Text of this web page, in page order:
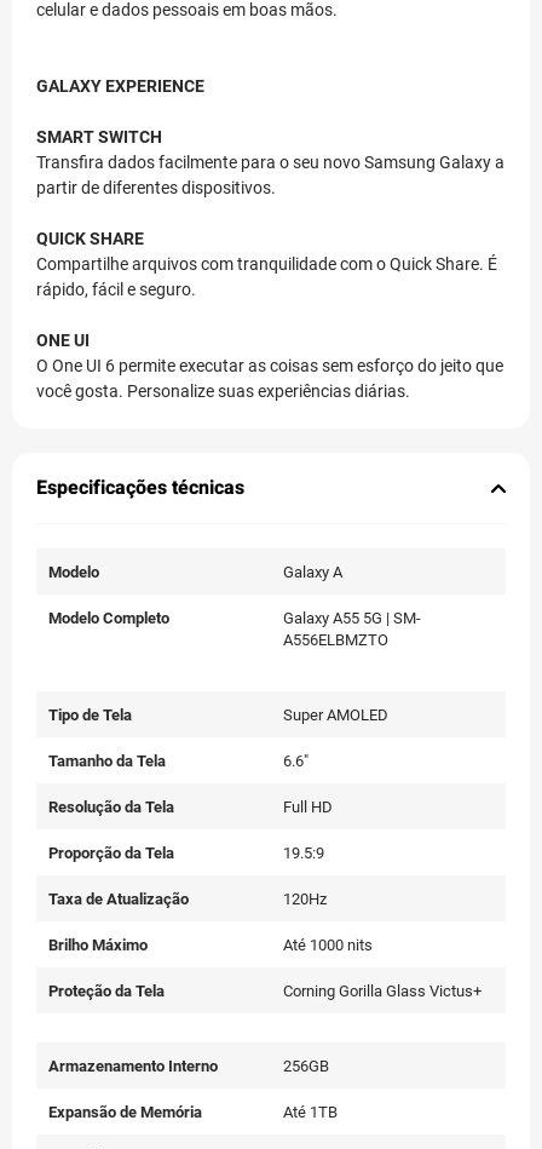
celular e dados pessoais em boas mãos.
GALAXY EXPERIENCE
SMART SWITCH
Transfira dados facilmente para o seu novo Samsung Galaxy a
partir de diferentes dispositivos.
QUICK SHARE
Compartilhe arquivos com tranquilidade com o Quick Share. É
rápido, fácil e seguro.
ONE UI
O One UI 6 permite executar as coisas sem esforço do jeito que
você gosta. Personalize suas experiências diárias.
Especificações técnicas
Modelo Galaxy A
Modelo Completo
Galaxy A55 5G | SM-
A556ELBMZTO
Tipo de Tela Super AMOLED
Tamanho da Tela 6.6"
Resolução da Tela Full HD
Proporção da Tela 19.5:9
Taxa de Atualização 120Hz
Brilho Máximo Até 1000 nits
Proteção da Tela Corning Gorilla Glass Victus+
Armazenamento Interno 256GB
Expansão de Memória Até 1TB